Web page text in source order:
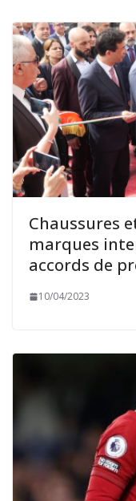
Chaussures
marques
accords de
10/04/2023